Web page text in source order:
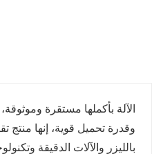
الآلة بأكملها مستقرة
وقدرة تحميل قوية، إنها منتج
بالليزر والآلات الدقيقة